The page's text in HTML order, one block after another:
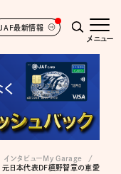
JAF最新情報
メニュー
インタビューMy Garage
元日本代表DF槙野智章の車愛